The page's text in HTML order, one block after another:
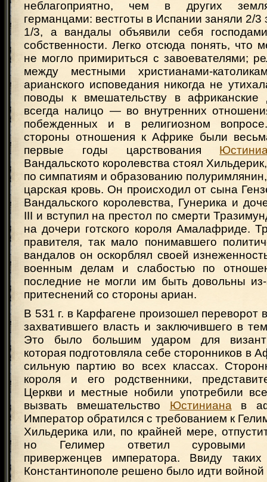
неблагоприятно, чем в других
германцами: вестготы в Испании заняли 2/
1/3, а вандалы объявили себя
собственности. Легко отсюда понять, что
не могло примириться с завоевателями;
между местными христианами-
арианского исповедания никогда не
поводы к вмешательству в
всегда налицо — во внутренних
побежденных и в религиозном
стороны отношения к Африке были
первые годы царствования
Вандальското королевства стоял
по симпатиям и образованию
царская кровь. Он происходил от сына
Вандальского королевства, Гунерика и
III и вступил на престол по смерти
на дочери готского короля Амалафриде.
правителя, так мало понимавшего
вандалов он оскорблял своей
военным делам и слабостью по
последние не могли им быть довольны
притеснений со стороны ариан.
В 531 г. в Карфагене произошел переворот
захватившего власть и заключившего в
Это было большим ударом для
которая подготовляла себе сторонников в
сильную партию во всех классах.
короля и его родственники,
Церкви и местные нобили употребили
вызвать вмешательство Юстиниана в
Император обратился с требованием к
Хильдерика или, по крайней мере,
но Гелимер ответил суровыми
приверженцев императора. Ввиду таких
Константинополе решено было идти войной